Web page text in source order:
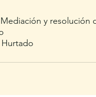
y resolución